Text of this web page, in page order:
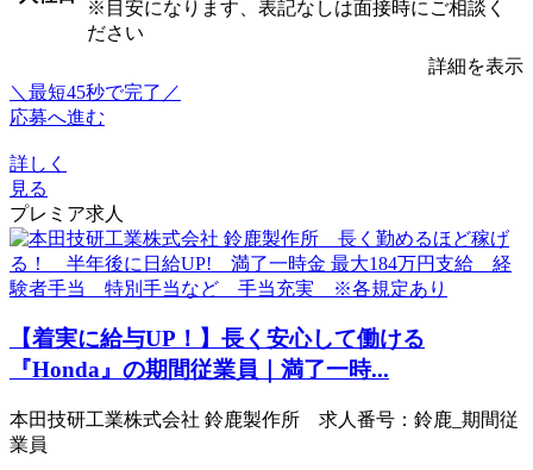
※目安になります、表記なしは面接時にご相談く
ださい
詳細を表示
＼最短45秒で完了／
応募へ進む
詳しく
見る
プレミア求人
【着実に給与UP！】長く安心して働ける
『Honda』の期間従業員｜満了一時...
本田技研工業株式会社 鈴鹿製作所 求人番号：鈴鹿_期間従
業員